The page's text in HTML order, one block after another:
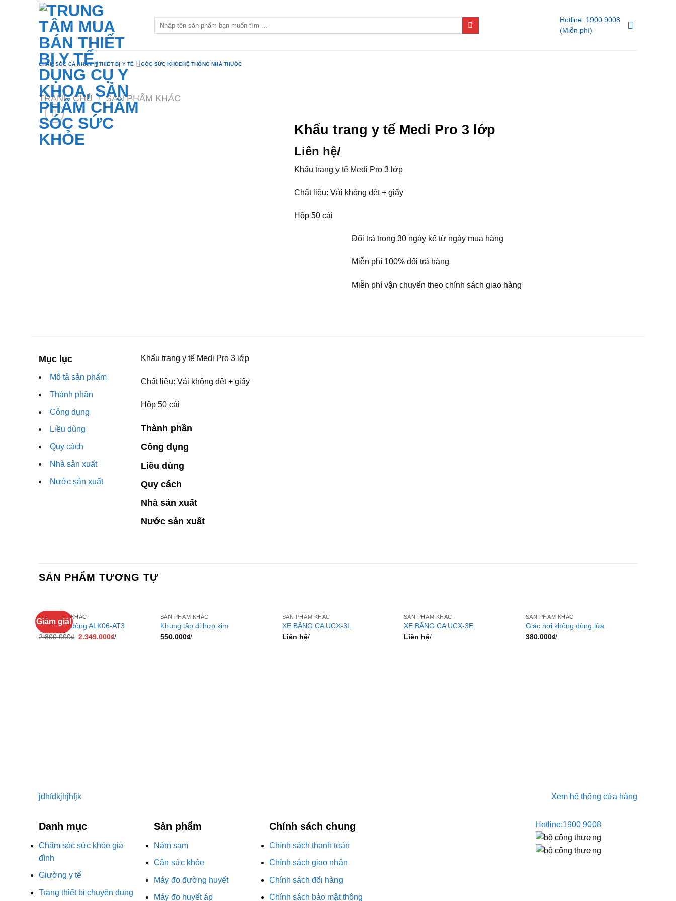
Hotline: 1900 9008
(Miễn phí)
CHĂM SÓC CÁ NHÂN THIẾT BỊ Y TẾ GÓC SỨC KHỎEHỆ THỐNG NHÀ THUỐC
TRANG CHỦ / SẢN PHẨM KHÁC
Khẩu trang y tế Medi Pro 3 lớp
Liên hệ/
Khẩu trang y tế Medi Pro 3 lớp
Chất liệu: Vải không dệt + giấy
Hộp 50 cái
Đổi trả trong 30 ngày kể từ ngày mua hàng
Miễn phí 100% đổi trả hàng
Miễn phí vận chuyển theo chính sách giao hàng
Mục lục
Mô tả sản phẩm
Thành phần
Công dụng
Liều dùng
Quy cách
Nhà sản xuất
Nước sản xuất
Khẩu trang y tế Medi Pro 3 lớp
Chất liệu: Vải không dệt + giấy
Hộp 50 cái
Thành phần
Công dụng
Liều dùng
Quy cách
Nhà sản xuất
Nước sản xuất
SẢN PHẨM TƯƠNG TỰ
Giảm giá!
SẢN PHẨM KHÁC
Bàn ăn di động ALK06-AT3
2.800.000₫ 2.349.000₫/
SẢN PHẨM KHÁC
Khung tập đi hợp kim
550.000₫/
SẢN PHẨM KHÁC
XE BĂNG CA UCX-3L
Liên hệ/
SẢN PHẨM KHÁC
XE BĂNG CA UCX-3E
Liên hệ/
SẢN PHẨM KHÁC
Giác hơi không dùng lửa
380.000₫/
jdhfdkjhjhfjk Xem hệ thống cửa hàng
Danh mục
Chăm sóc sức khỏe gia
đình
Giường y tế
Trang thiết bị chuyên dụng
Sản phẩm
Nám sạm
Cân sức khỏe
Máy đo đường huyết
Máy đo huyết áp
Chính sách chung
Chính sách thanh toán
Chính sách giao nhận
Chính sách đổi hàng
Chính sách bảo mật thông
Hotline:1900 9008